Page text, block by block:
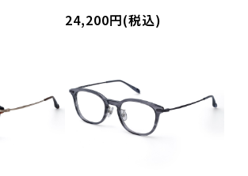
24,200円(税込)